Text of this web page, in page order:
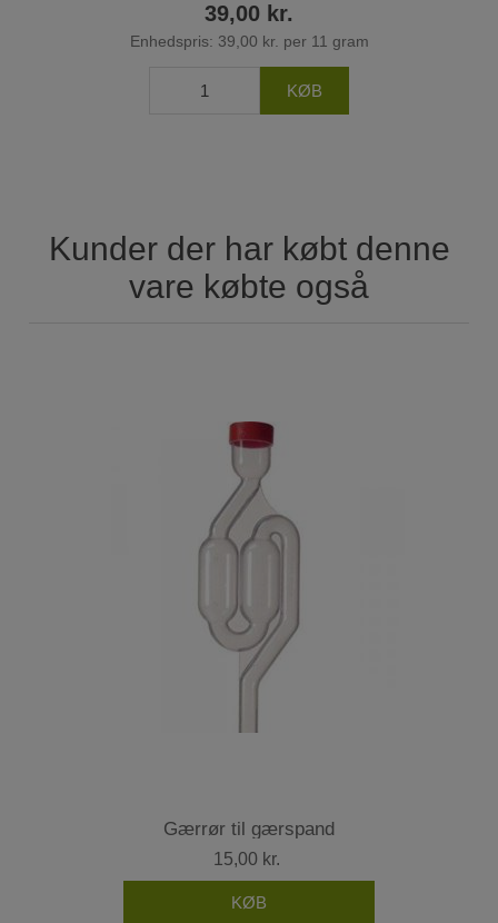
39,00 kr.
Enhedspris: 39,00 kr. per 11 gram
Kunder der har købt denne
vare købte også
Gærrør til gærspand
15,00 kr.